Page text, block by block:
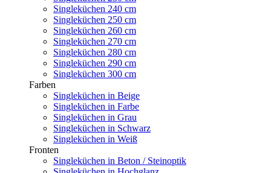
Singleküchen 240 cm
Singleküchen 250 cm
Singleküchen 260 cm
Singleküchen 270 cm
Singleküchen 280 cm
Singleküchen 290 cm
Singleküchen 300 cm
Farben
Singleküchen in Beige
Singleküchen in Farbe
Singleküchen in Grau
Singleküchen in Schwarz
Singleküchen in Weiß
Fronten
Singleküchen in Beton / Steinoptik